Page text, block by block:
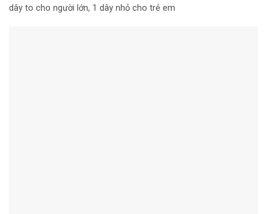
dây to cho người lớn, 1 dây nhỏ cho trẻ em